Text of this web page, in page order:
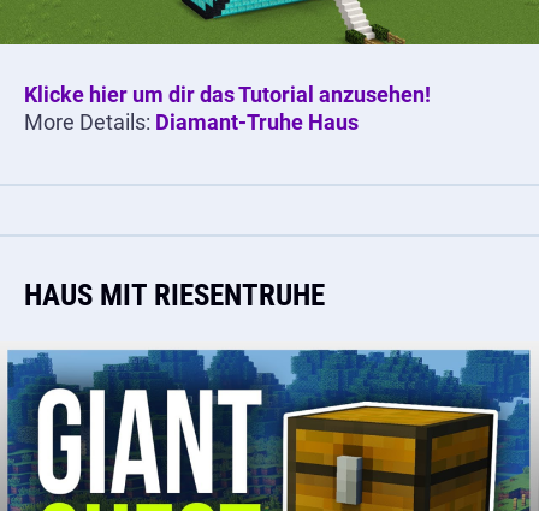
Klicke hier um dir das Tutorial anzusehen!
More Details: Diamant-Truhe Haus
HAUS MIT RIESENTRUHE